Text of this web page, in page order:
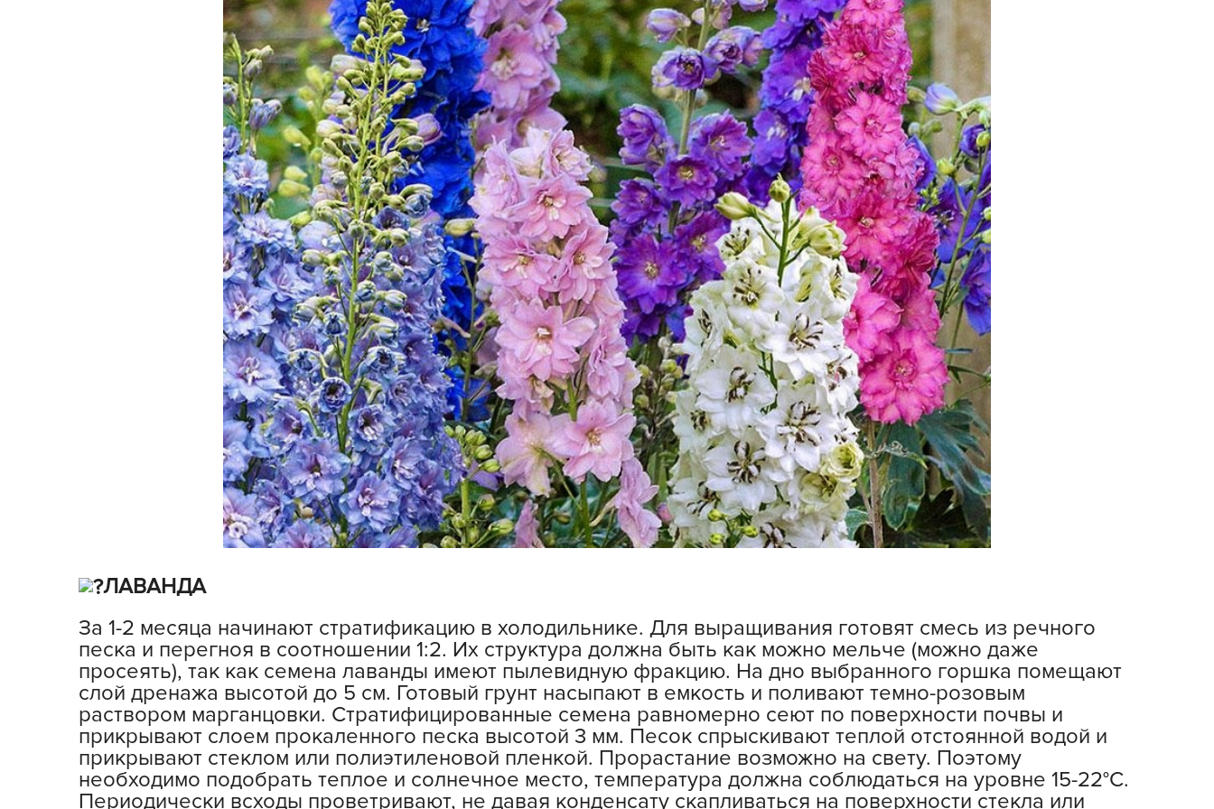
Зеленая Аптека Садовода
Зеленый ковер
ЗЕЛЕНЫЙ УГОЛОК
Земля-Матушка
Злобный Тэд
Избавитель
Инта-Вир
Котофей
ЛАМА ТОРФ
ЛАМА-ТОРФ
ламаторф
ЛЕТТО
МАНУЛ
МосАгро
Мультифлор
НАША ДАЧА
Новые семена
Нутривант
Нэст М
ОЖЗ КУЗНЕЦОВА
ПАРАНЬГА
ПАРТНЕР
Пластик репаблик
ПОИСК
Поиск агрохолдинг
Пуршат
Радиан
ЛАВАНДА
За 1-2 месяца начинают стратификацию в холодильнике. Для выращивания готовят смесь из речного
песка и перегноя в соотношении 1:2. Их структура должна быть как можно мельче (можно даже
просеять), так как семена лаванды имеют пылевидную фракцию. На дно выбранного горшка помещают
слой дренажа высотой до 5 см. Готовый грунт насыпают в емкость и поливают темно-розовым
раствором марганцовки. Стратифицированные семена равномерно сеют по поверхности почвы и
прикрывают слоем прокаленного песка высотой 3 мм. Песок спрыскивают теплой отстоянной водой и
прикрывают стеклом или полиэтиленовой пленкой. Прорастание возможно на свету. Поэтому
необходимо подобрать теплое и солнечное место, температура должна соблюдаться на уровне 15-22°С.
Периодически всходы проветривают, не давая конденсату скапливаться на поверхности стекла или